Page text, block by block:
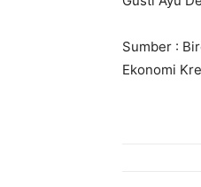
Sumber :
Ekonomi